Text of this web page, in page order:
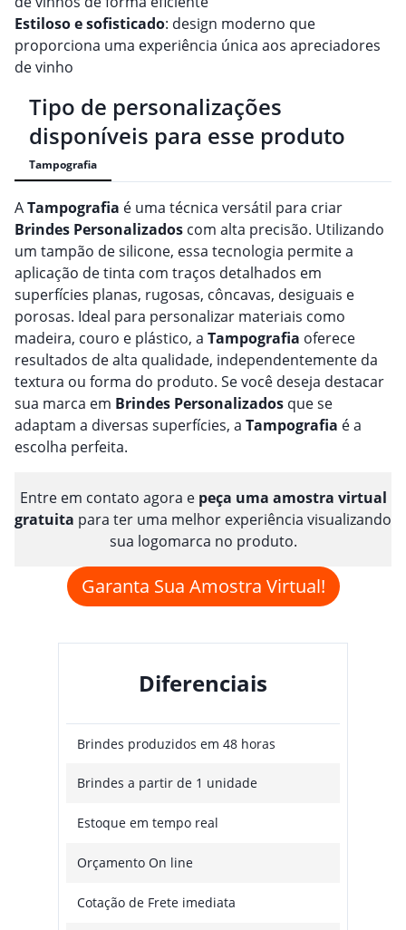
Estiloso e sofisticado: design moderno que
proporciona uma experiência única aos apreciadores
de vinho
Tipo de personalizações
disponíveis para esse produto
Tampografia
ATampografia é uma técnica versátil para criar
Brindes Personalizados com alta precisão. Utilizando
um tampão de silicone, essa tecnologia permite a
aplicação de tinta com traços detalhados em
superfícies planas, rugosas, côncavas, desiguais e
porosas. Ideal para personalizar materiais como
madeira, couro e plástico, a Tampografia oferece
resultados de alta qualidade, independentemente da
textura ou forma do produto. Se você deseja destacar
sua marca em Brindes Personalizados que se
adaptam a diversas superfícies, a Tampografia é a
escolha perfeita.
Entre em contato agora e peça uma amostra virtual
gratuita para ter uma melhor experiência visualizando
sua logomarca no produto.
Garanta Sua Amostra Virtual!
Diferenciais
Brindes produzidos em 48 horas
Brindes a partir de 1 unidade
Estoque em tempo real
Orçamento On line
Cotação de Frete imediata